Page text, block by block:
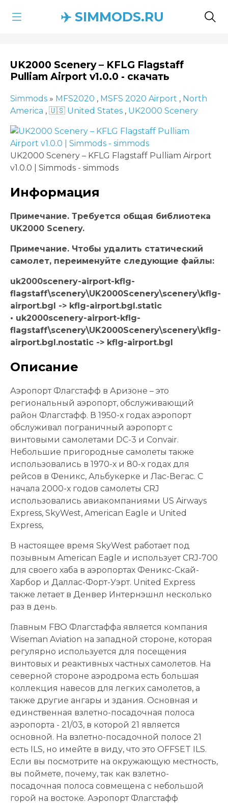
✈️ SIMMODS.RU
UK2000 Scenery – KFLG Flagstaff
Pulliam Airport v1.0.0 - скачать
Simmods » MFS2020 , MSFS 2020 Airport , North
America , 🇺🇸 United States , UK2000 Scenery
UK2000 Scenery – KFLG Flagstaff Pulliam Airport
v1.0.0 | Simmods - simmods
Информация
Примечание. Требуется общая библиотека
UK2000 Scenery.
Примечание. Чтобы удалить статический
самолет, переименуйте следующие файлы:
uk2000scenery-airport-kflg-
flagstaff\scenery\UK2000Scenery\scenery\kflg-
airport.bgl -> kflg-airport.bgl.static
• uk2000scenery-airport-kflg-
flagstaff\scenery\UK2000Scenery\scenery\kflg-
airport.bgl.nostatic -> kflg-airport.bgl
Описание
Аэропорт Флагстафф в Аризоне – это
региональный аэропорт, обслуживающий
район Флагстафф. В 1950-х годах аэропорт
обслуживал пограничный аэропорт с
винтовыми самолетами DC-3 и Convair.
Небольшие пригородные самолеты также
использовались в 1970-х и 80-х годах для
рейсов в Феникс, Альбукерке и Лас-Вегас. С
начала 2000-х годов самолеты CRJ
использовались авиакомпаниями US Airways
Express, SkyWest, American Eagle и United
Express,
В настоящее время SkyWest работает под
позывным American Eagle и использует CRJ-700
для своего хаба в аэропортах Феникс-Скай-
Харбор и Даллас-Форт-Уэрт. United Express
также летает в Денвер Интернэшнл несколько
раз в день.
Главным FBO Флагстаффа является компания
Wiseman Aviation на западной стороне, которая
регулярно используется для посещения
винтовых и реактивных частных самолетов. На
северной стороне аэродрома есть большая
коллекция навесов для легких самолетов, а
также другие ангары и здания. Основная и
единственная взлетно-посадочная полоса
аэропорта - 21/03, в которой 21 является
основной. На взлетно-посадочной полосе 21
есть ILS, но имейте в виду, что это OFFSET ILS.
Если вы посмотрите на окружающую местность,
вы поймете, почему, так как взлетно-
посадочная полоса совмещена с небольшой
горой на востоке. Аэропорт Флагстафф